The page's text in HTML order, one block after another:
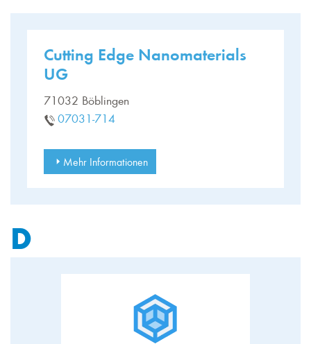
Cutting Edge Nanomaterials
UG
Mehr Informationen
71032 Böblingen
07031-714
D